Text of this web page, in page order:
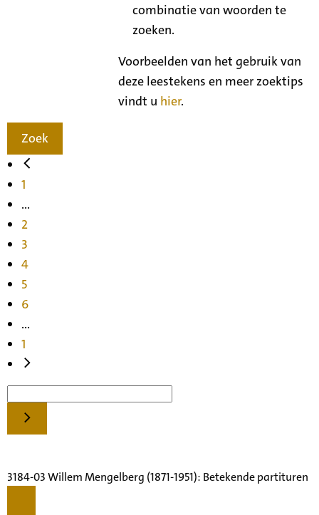
combinatie van woorden te
zoeken.
Voorbeelden van het gebruik van
deze leestekens en meer zoektips
vindt u hier.
Zoek
1
...
2
3
4
5
6
...
1
3184-03 Willem Mengelberg (1871-1951): Betekende partituren